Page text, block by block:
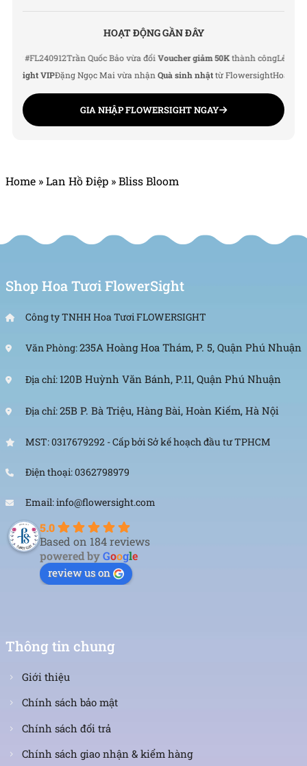
HOẠT ĐỘNG GẦN ĐÂY
Trần Quốc Bảo vừa đổiVoucher giảm 50Kthành côngLê Thu Hà
VIPĐặng Ngọc Mai vừa nhậnQuà sinh nhậttừ FlowersightHoàng Đức
GIA NHẬP FLOWERSIGHT NGAY
Home »Lan Hồ Điệp »Bliss Bloom
Shop Hoa Tươi FlowerSight
Công ty TNHH Hoa Tươi FLOWERSIGHT
Văn Phòng:235A Hoàng Hoa Thám, P. 5, Quận Phú Nhuận
Địa chỉ: 120B Huỳnh Văn Bánh, P.11, Quận Phú Nhuận
Địa chỉ:25B P. Bà Triệu, Hàng Bài, Hoàn Kiếm, Hà Nội
MST: 0317679292 - Cấp bởi Sở kế hoạch đầu tư TPHCM
Điện thoại: 0362798979
Email: info@flowersight.com
5.0
Based on 184 reviews
powered byGoogle
review us on
Thông tin chung
Giới thiệu
Chính sách bảo mật
Chính sách đổi trả
Chính sách giao nhận & kiểm hàng